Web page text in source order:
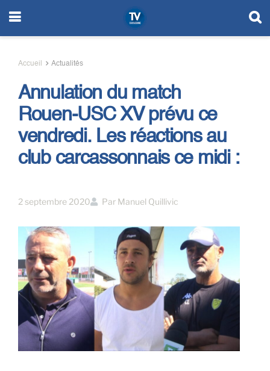
Accueil Actualités
Annulation du match
Rouen-USC XV prévu ce
vendredi. Les réactions au
club carcassonnais ce midi :
2 septembre 2020 Par Manuel Quillivic